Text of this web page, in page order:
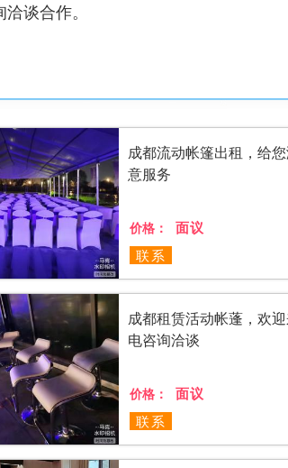
谈合作。
成都流动帐篷出租，给
意服务
价格：
面议
联系
成都租赁活动帐蓬，欢
电咨询洽谈
价格：
面议
联系